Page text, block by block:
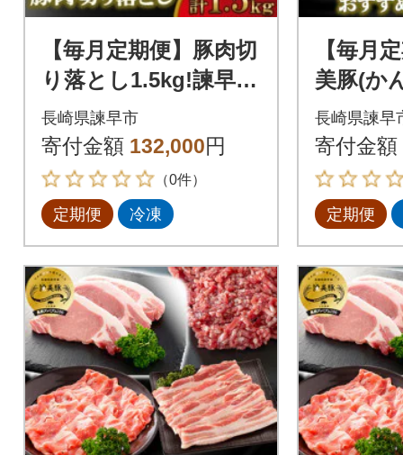
【毎月定期便】豚肉切
り落とし1.5kg!諫早平
野の米で育てた諫美豚
(かんびとん)【土井農
場】全12回
長崎県諫早市
寄付金額 132,000円
（0件）
定期便 冷凍
【毎月
美豚(か
ミアム
セット
長崎県諫早
寄付金額
定期便